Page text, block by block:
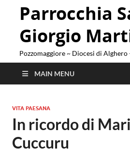
Parrocchia
Giorgio
Pozzomaggiore ~ Diocesi di Alghero
MAIN MENU
VITA PAESANA
In ricordo di
Cuccuru